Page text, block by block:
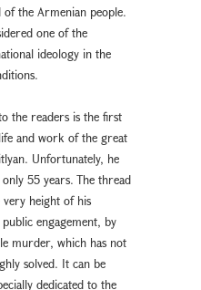
the Armenian people.
one of the
ideology in the
the readers is the first
and work of the great
Unfortunately, he
55 years. The thread
height of his
engagement, by
murder, which has not
solved. It can be
dedicated to the